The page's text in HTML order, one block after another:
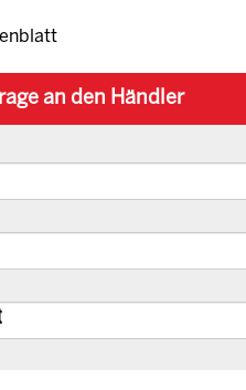
an den Händler